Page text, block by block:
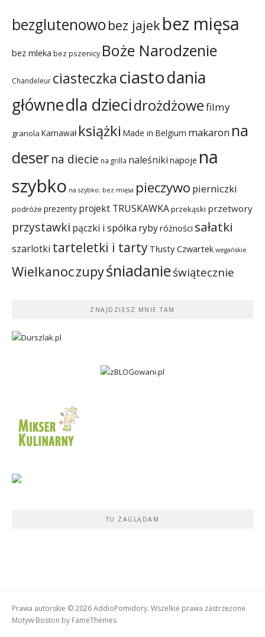
bezglutenowo bez jajekbez mięsa
bez mleka bez pszenicy Boże Narodzenie
Chandeleur ciasteczka ciastodania
głównedla dziecidrożdżowefilmy
granola Karnawał książki Made in Belgium makaron na
deserna diecie na grilla naleśniki napoje na
szybko na szybko; bez mięsa pieczywo pierniczki
podróże prezenty projekt TRUSKAWKAprzekąski przetwory
przystawki pączki i spółka rybyróżności sałatki
szarlotki tarteletki i tarty Tłusty Czwartek wegańskie
Wielkanoczupyśniadanieświątecznie
ZNAJDZIESZ MNIE TAM
TU ZAGLĄDAM
Prawa autorskie © 2026 AddioPomidory. Wszelkie prawa zastrzeżone.
Motyw Boston by FameThemes